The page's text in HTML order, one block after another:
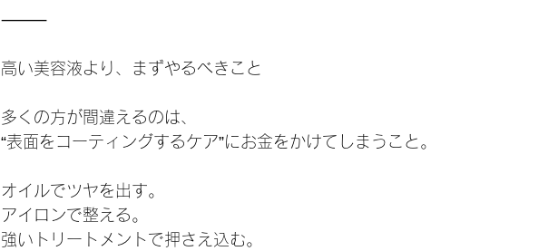
⸻
高い美容液より、まずやるべきこと
多くの方が間違えるのは、
“表面をコーティングするケア”にお金をかけてしまうこと。
オイルでツヤを出す。
アイロンで整える。
強いトリートメントで押さえ込む。